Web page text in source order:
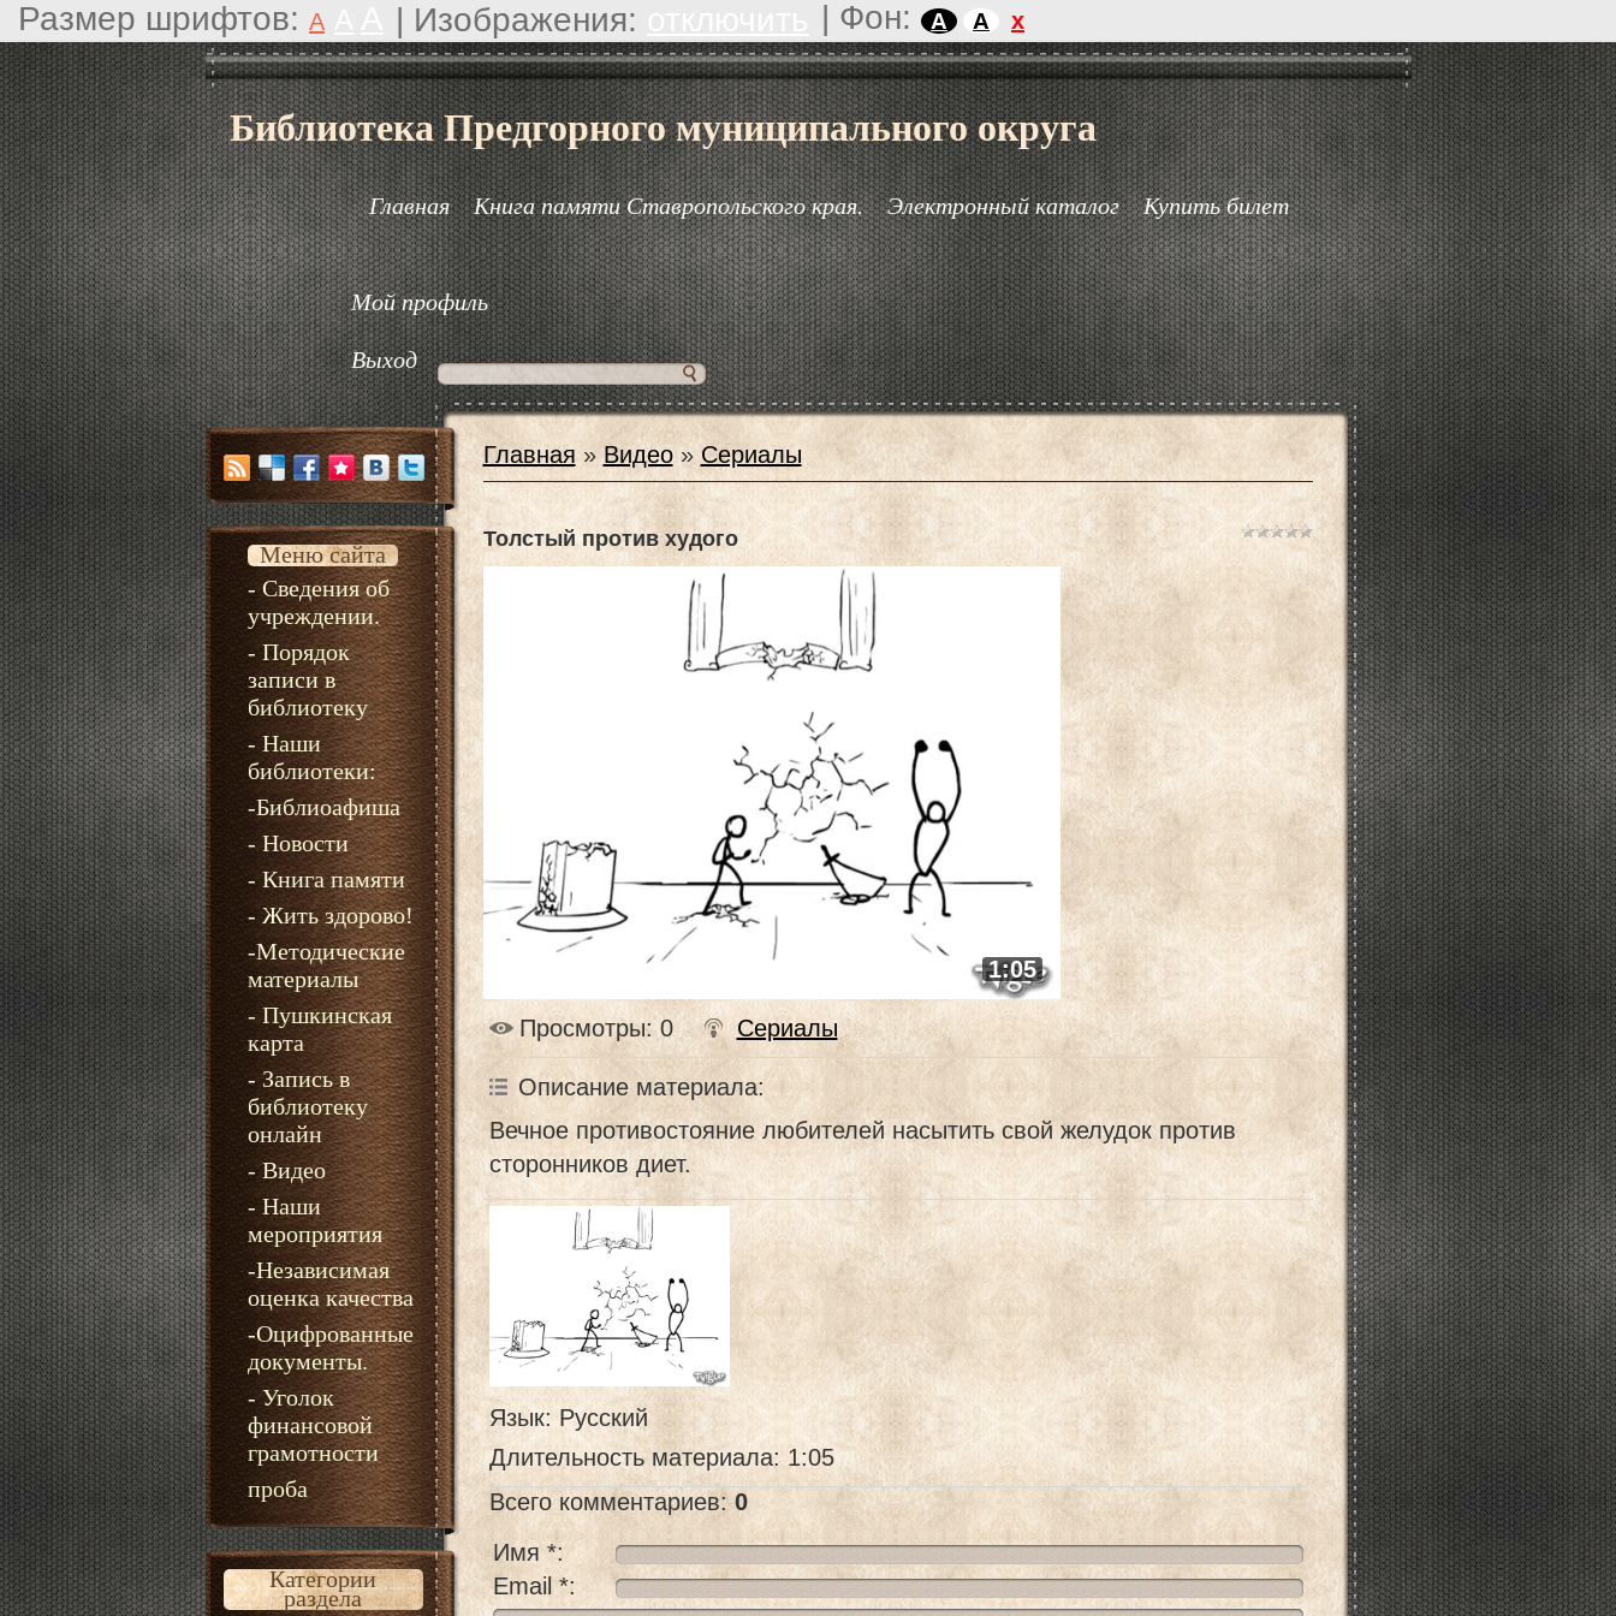
Размер шрифтов: A | Изображения: | Фон: A A x
Библиотека Предгорного муниципального округа
Главная Книга памяти Ставропольского края. Электронный каталог Купить билет
Мой профиль
Выход
Меню сайта
- Сведения об
учреждении.
- Порядок
записи в
библиотеку
- Наши
библиотеки:
-Библиоафиша
- Новости
- Книга памяти
- Жить здорово!
-Методические
материалы
- Пушкинская
карта
- Запись в
библиотеку
онлайн
- Видео
- Наши
мероприятия
-Независимая
оценка качества
-Оцифрованные
документы.
- Уголок
финансовой
грамотности
проба
Категории
раздела
Главная »Видео» Сериалы
Толстый против худого
1:05
Просмотры: 0 Сериалы
Описание материала:
Вечное противостояние любителей насытить свой желудок против
сторонников диет.
Язык: Русский
Длительность материала: 1:05
Всего комментариев: 0
Имя *:
Email *: